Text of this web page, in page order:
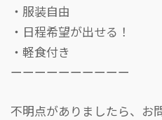
・ 服装自由
・ 日程希望が出せる！
・軽食付き
ーーーーーーーーーー
不明点がありましたら、お